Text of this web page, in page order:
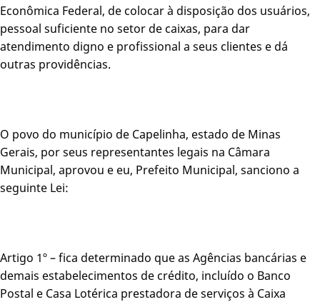
Econômica Federal, de colocar à disposição dos usuários,
pessoal suficiente no setor de caixas, para dar
atendimento digno e profissional a seus clientes e dá
outras providências.
O povo do município de Capelinha, estado de Minas
Gerais, por seus representantes legais na Câmara
Municipal, aprovou e eu, Prefeito Municipal, sanciono a
seguinte Lei:
Artigo 1º – fica determinado que as Agências bancárias e
demais estabelecimentos de crédito, incluído o Banco
Postal e Casa Lotérica prestadora de serviços à Caixa